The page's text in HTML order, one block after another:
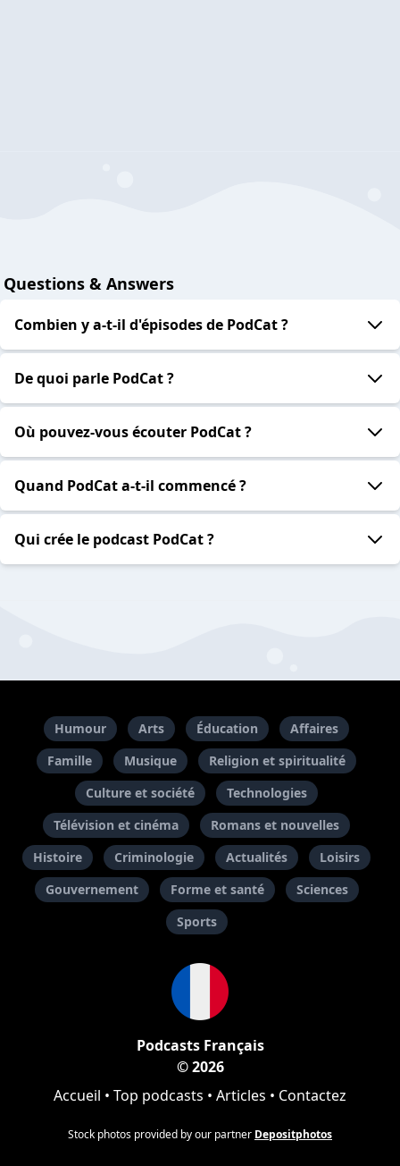
Questions & Answers
Combien y a-t-il d'épisodes de PodCat ?
De quoi parle PodCat ?
Où pouvez-vous écouter PodCat ?
Quand PodCat a-t-il commencé ?
Qui crée le podcast PodCat ?
Humour Arts Éducation
Affaires
Famille
Musique
Religion et spiritualité
Culture et société
Technologies
Télévision et cinéma
Romans et nouvelles
Histoire
Criminologie Actualités
Loisirs
Gouvernement
Forme et santé
Sciences
Sports
Podcasts Français
© 2026
Accueil • Top podcasts • Articles • Contactez
Stock photos provided by our partner Depositphotos